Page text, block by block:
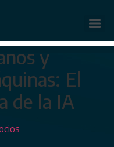
y
El
de la IA